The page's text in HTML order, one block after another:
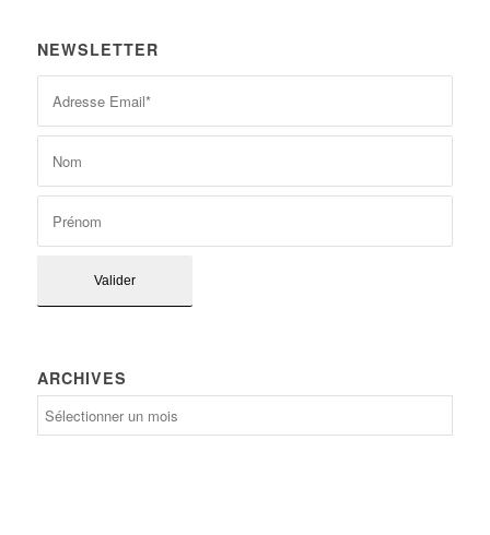
NEWSLETTER
ARCHIVES